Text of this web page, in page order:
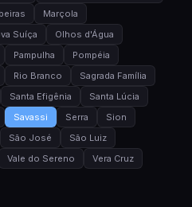
Marçola
Suíça
Olhos d'Água
Pampulha
Pompéia
Rio Branco
Sagrada Família
Santa Efigênia
Santa Lúcia
Savassi Serra
Sion
São José
São Luiz
Vale do Sereno
Vera Cruz